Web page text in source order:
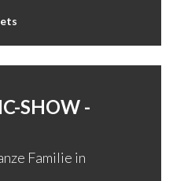
SHOW -
Familie in